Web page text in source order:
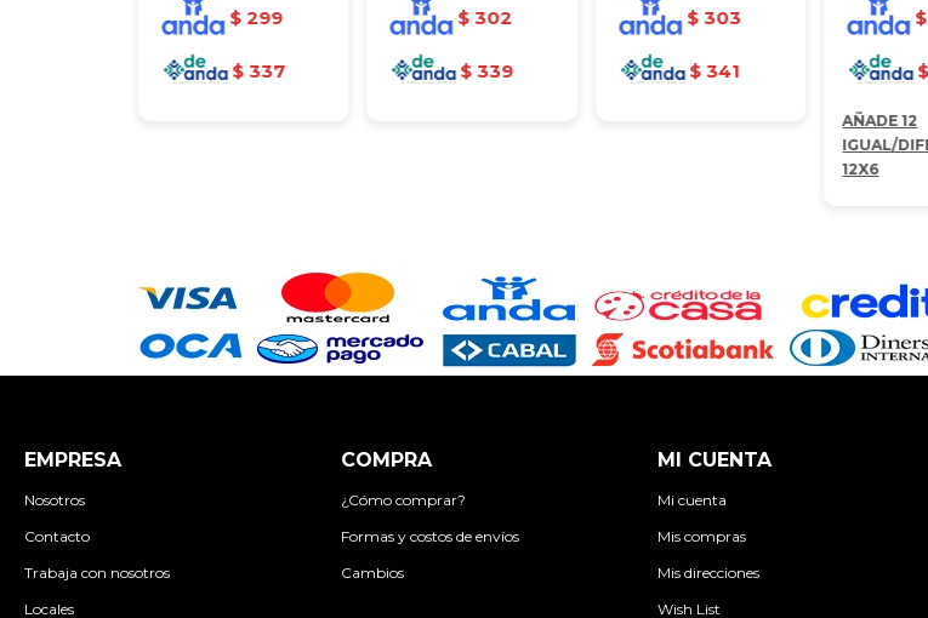
$ 299
$ 337
$ 302
$ 339
$ 303
$ 341
$
$
AÑADE 12
IGUAL/
12X6
EMPRESA
Nosotros
Contacto
Trabaja con nosotros
Locales
COMPRA
¿Cómo comprar?
Formas y costos de envíos
Cambios
MI CUENTA
Mi cuenta
Mis compras
Mis direcciones
Wish List